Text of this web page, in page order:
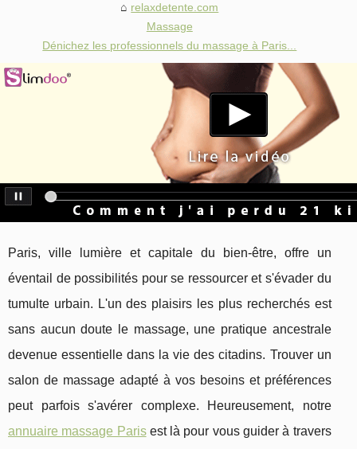
relaxdetente.com
Massage
Dénichez les professionnels du massage à Paris...
Paris, ville lumière et capitale du bien-être, offre un
éventail de possibilités pour se ressourcer et s'évader du
tumulte urbain. L'un des plaisirs les plus recherchés est
sans aucun doute le massage, une pratique ancestrale
devenue essentielle dans la vie des citadins. Trouver un
salon de massage adapté à vos besoins et préférences
peut parfois s'avérer complexe. Heureusement, notre
annuaire massage Parisest là pour vous guider à travers